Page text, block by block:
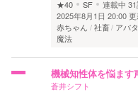
★40
SF 連載中
2025年8月1日 20:00
赤ちゃん
社畜 アバ
魔法
機械知性体を悩ます
蒼井シフト